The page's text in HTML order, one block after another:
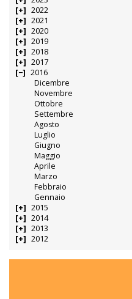
2022
2021
2020
2019
2018
2017
2016
Dicembre
Novembre
Ottobre
Settembre
Agosto
Luglio
Giugno
Maggio
Aprile
Marzo
Febbraio
Gennaio
2015
2014
2013
2012